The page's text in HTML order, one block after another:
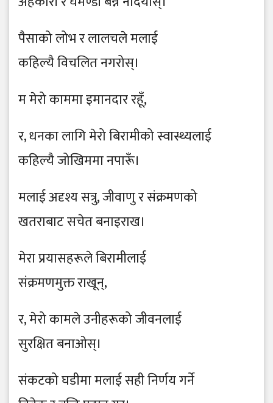
पैसाको लोभ र लालचले मलाई
कहिल्यै विचलित नगरोस्।
म मेरो काममा इमानदार रहूँ,
र, धनका लागि मेरो बिरामीको स्वास्थ्यलाई
कहिल्यै जोखिममा नपारूँ।
मलाई अदृश्य सत्रु, जीवाणु र संक्रमणको
खतराबाट सचेत बनाइराख।
मेरा प्रयासहरूले बिरामीलाई
संक्रमणमुक्त राखून्,
र, मेरो कामले उनीहरूको जीवनलाई
सुरक्षित बनाओस्।
संकटको घडीमा मलाई सही निर्णय गर्ने